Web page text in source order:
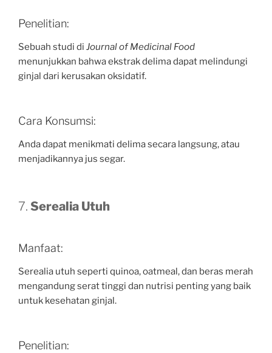
Penelitian:
Sebuah studi di Journal of Medicinal Food
menunjukkan bahwa ekstrak delima dapat melindungi
ginjal dari kerusakan oksidatif.
Cara Konsumsi:
Anda dapat menikmati delima secara langsung, atau
menjadikannya jus segar.
7. Serealia Utuh
Manfaat:
Serealia utuh seperti quinoa, oatmeal, dan beras merah
mengandung serat tinggi dan nutrisi penting yang baik
untuk kesehatan ginjal.
Penelitian: